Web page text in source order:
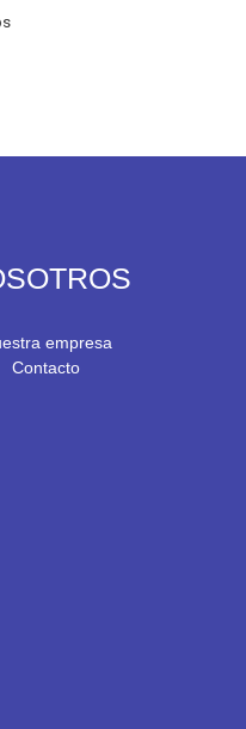
empresa
Contacto